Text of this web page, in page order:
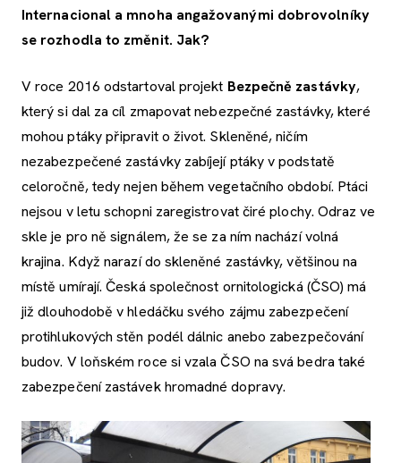
Internacional a mnoha angažovanými dobrovolníky
se rozhodla to změnit. Jak?
V roce 2016 odstartoval projekt Bezpečně zastávky,
který si dal za cíl zmapovat nebezpečné zastávky, které
mohou ptáky připravit o život. Skleněné, ničím
nezabezpečené zastávky zabíjejí ptáky v podstatě
celoročně, tedy nejen během vegetačního období. Ptáci
nejsou v letu schopni zaregistrovat čiré plochy. Odraz ve
skle je pro ně signálem, že se za ním nachází volná
krajina. Když narazí do skleněné zastávky, většinou na
místě umírají. Česká společnost ornitologická (ČSO) má
již dlouhodobě v hledáčku svého zájmu zabezpečení
protihlukových stěn podél dálnic anebo zabezpečování
budov. V loňském roce si vzala ČSO na svá bedra také
zabezpečení zastávek hromadné dopravy.